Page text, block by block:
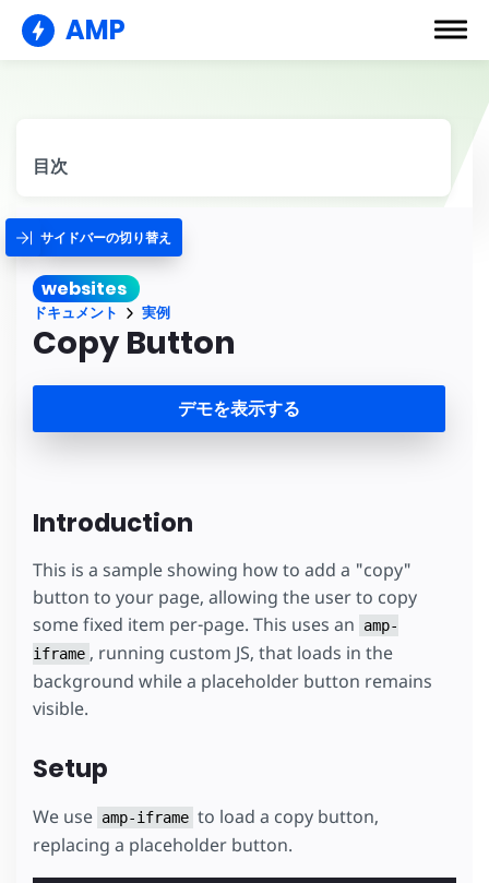
AMP
目次
サイドバーの切り替え
websites
ドキュメント 実例
Copy Button
デモを表示する
Introduction
This is a sample showing how to add a "copy"
button to your page, allowing the user to copy
some fixed item per-page. This uses an
amp-
iframe , running custom JS, that loads in the
background while a placeholder button remains
visible.
Setup
We use amp-iframe to load a copy button,
replacing a placeholder button.